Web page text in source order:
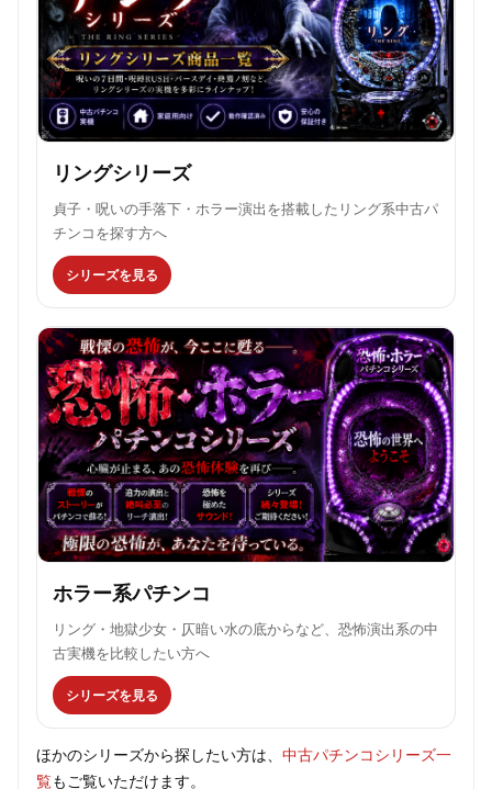
リングシリーズ
貞子・呪いの手落下・ホラー演出を搭載したリング系中古パ
チンコを探す方へ
シリーズを見る
ホラー系パチンコ
リング・地獄少女・仄暗い水の底からなど、恐怖演出系の中
古実機を比較したい方へ
シリーズを見る
ほかのシリーズから探したい方は、 中古パチンコシリーズ一
覧もご覧いただけます。